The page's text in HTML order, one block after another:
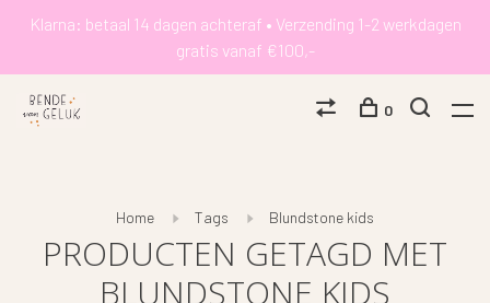
Klarna: betaal 14 dagen achteraf • Verzending 1-2 werkdagen
gratis vanaf €100,-
0
Home Tags Blundstone kids
PRODUCTEN GETAGD MET
BLUNDSTONE KIDS